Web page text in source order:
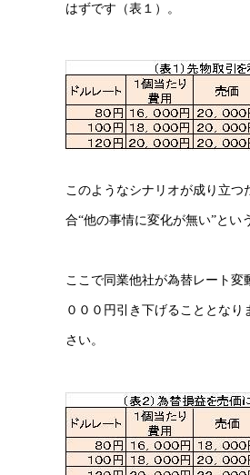
はずです（表１）。
このようなシナリオが成り立
合“他の事情に変化が無い”とい
ここで同業他社が為替レート
０００円引き下げることとな
さい。